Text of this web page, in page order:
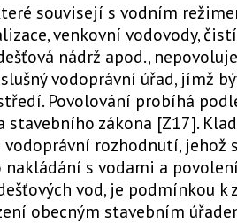
souvisejí s vodním
venkovní vodovody,
nádrž apod.,
vodoprávní úřad, jímž
Povolování probíhá
stavebního zákona [Z17].
vodoprávní rozhodnutí, jehož
s vodami a
vod, je podmínkou k
obecným stavebním